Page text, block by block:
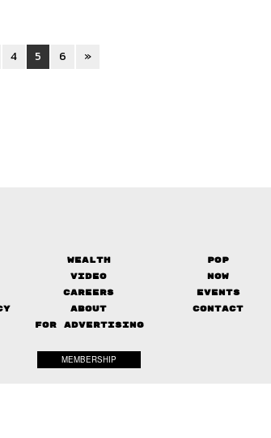
4 5 6 »
Wealth
Pop
Video
Now
Careers
Events
About
Contact
FOR ADVERTISING
MEMBERSHIP